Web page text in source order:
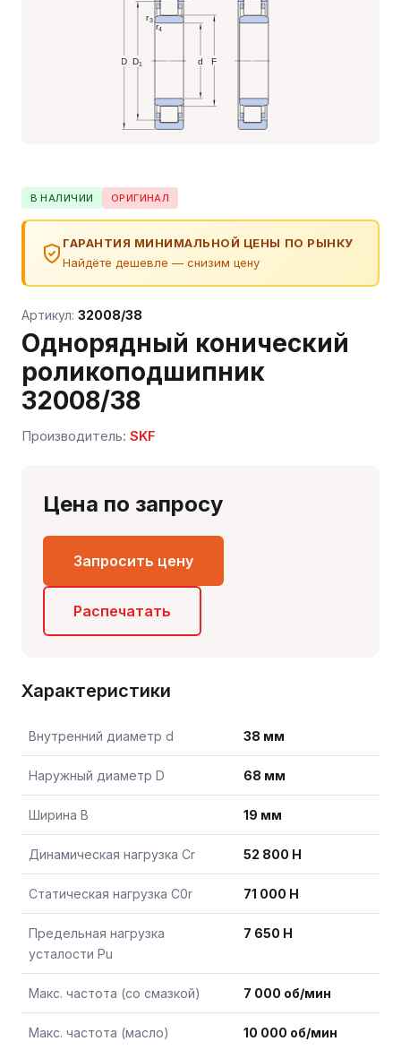
В НАЛИЧИИ ОРИГИНАЛ
ГАРАНТИЯ МИНИМАЛЬНОЙ ЦЕНЫ ПО РЫНКУ
Найдёте дешевле — снизим цену
Артикул: 32008/38
Однорядный конический
роликоподшипник
32008/38
Производитель: SKF
Цена по запросу
Запросить цену
Распечатать
Характеристики
Внутренний диаметр d 38 мм
Наружный диаметр D 68 мм
Ширина B 19 мм
Динамическая нагрузка Cr 52 800 Н
Статическая нагрузка C0r 71 000 Н
Предельная нагрузка
усталости Pu
7 650 Н
Макс. частота (со смазкой) 7 000 об/мин
Макс. частота (масло) 10 000 об/мин